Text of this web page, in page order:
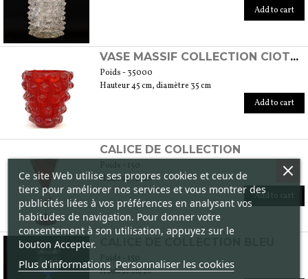
Add to cart
VASE MASSIF COLLECTION CIOTOLI ROUGE
Poids - 35000
Hauteur 45 cm, diamètre 35 cm
Add to cart
CALICE DE COLLECTION
Hauteur cm 26
Add to cart
Hauteur cm 26
Ce site Web utilise ses propres cookies et ceux de
tiers pour améliorer nos services et vous montrer des
publicités liées à vos préférences en analysant vos
habitudes de navigation. Pour donner votre
consentement à son utilisation, appuyez sur le
bouton Accepter.
Plus d'informations Personnaliser les cookies